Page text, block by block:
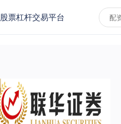
股票杠杆交易平台